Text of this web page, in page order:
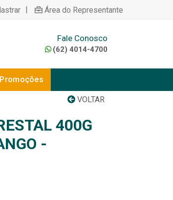
| Área do Representante
Fale Conosco
(62) 4014-4700
Promoções
VOLTAR
400G
-